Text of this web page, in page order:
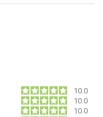
10.0
10.0
10.0